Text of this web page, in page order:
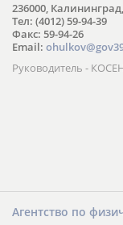
236000,
Тел: (4012) 59-94-39
Факс: 59-94-26
Email:
Руководитель -
Агентство по